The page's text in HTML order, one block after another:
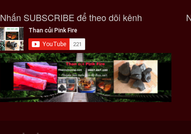
Nhấn SUBSCRIBE để theo dõi kênh